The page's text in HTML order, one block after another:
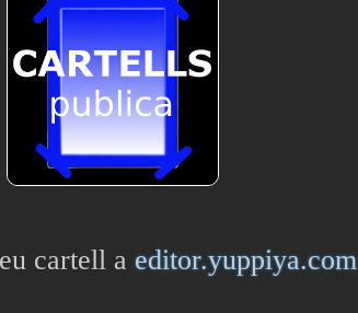
cartell aeditor.yuppiya.com